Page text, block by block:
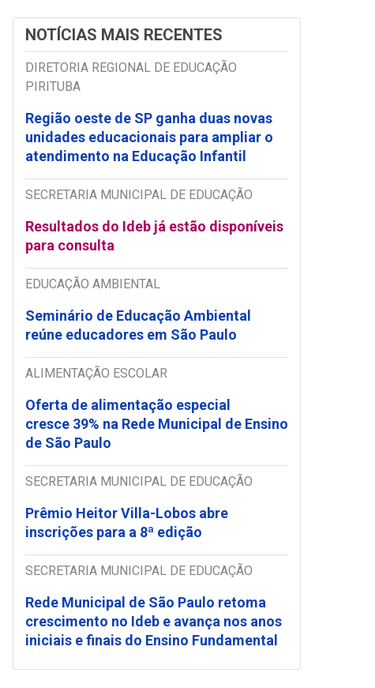
NOTÍCIAS MAIS RECENTES
DIRETORIA REGIONAL DE EDUCAÇÃO
PIRITUBA
Região oeste de SP ganha duas novas
unidades educacionais para ampliar o
atendimento na Educação Infantil
SECRETARIA MUNICIPAL DE EDUCAÇÃO
Resultados do Ideb já estão disponíveis
para consulta
EDUCAÇÃO AMBIENTAL
Seminário de Educação Ambiental
reúne educadores em São Paulo
ALIMENTAÇÃO ESCOLAR
Oferta de alimentação especial
cresce 39% na Rede Municipal de Ensino
de São Paulo
SECRETARIA MUNICIPAL DE EDUCAÇÃO
Prêmio Heitor Villa-Lobos abre
inscrições para a 8ª edição
SECRETARIA MUNICIPAL DE EDUCAÇÃO
Rede Municipal de São Paulo retoma
crescimento no Ideb e avança nos anos
iniciais e finais do Ensino Fundamental